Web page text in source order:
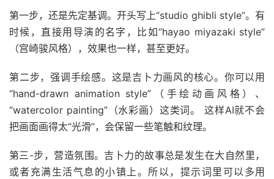
第一步，还是先定基调。开头写上“studio ghibli style”。有
时候，直接用导演的名字，比如“hayao miyazaki style”
（宫崎骏风格），效果也一样，甚至更好。
第二步，强调手绘感。这是吉卜力画风的核心。你可以用
“hand-drawn animation style”（手绘动画风格）、
“watercolor painting”（水彩画）这类词。 这样AI就不会
把画面画得太“光滑”，会保留一些笔触和纹理。
第三-步，营造氛围。吉卜力的故事总是发生在大自然里，
或者充满生活气息的小镇上。所以，提示词里可以多用